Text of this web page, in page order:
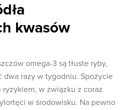
kwasów
omega-3 są tłuste ryby,
dwa razy w tygodniu. Spożycie
w związku z coraz
w środowisku. Na pewno